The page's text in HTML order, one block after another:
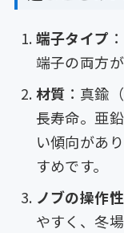
端子タイプ
端子の両方
材質 ：真鍮
長寿命。亜
い傾向があ
すめです。
ノブの操作性
やすく、冬